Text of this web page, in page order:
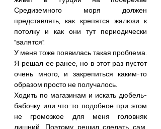
Средиземного моря должен
представлять, как крепятся жалюзи к
потолку и как они тут периодически
"валятся".
У меня тоже появилась такая проблема.
Я решал ее ранее, но в этот раз пустот
очень много, и закрепиться каким-то
образом просто не получалось.
Ходить по магазинам и искать дюбель-
бабочку или что-то подобное при этом
не громозкое для меня головняк
лишний. Поэтому решил сделать сам,